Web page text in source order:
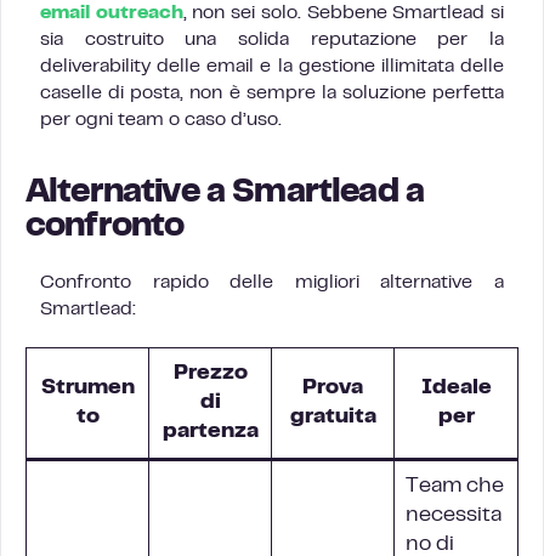
email outreach, non sei solo. Sebbene Smartlead si
sia costruito una solida reputazione per la
deliverability delle email e la gestione illimitata delle
caselle di posta, non è sempre la soluzione perfetta
per ogni team o caso d’uso.
Alternative a Smartlead a
confronto
Confronto rapido delle migliori alternative a
Smartlead:
Strumen
to
Prezzo
di
partenza
Prova
gratuita
Ideale
per
Team che
necessita
no di